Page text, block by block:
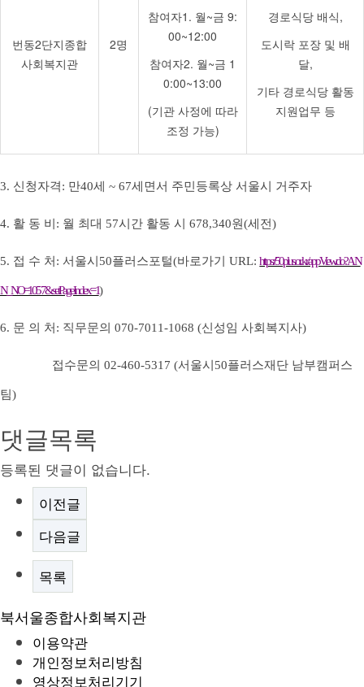
번동2단지종합
사회복지관
2명
참여자1. 월~금 9:
00~12:00
참여자2. 월~금 1
0:00~13:00
(기관 사정에 따라
조정 가능)
경로식당 배식,
도시락 포장 및 배
달,
기타 경로식당 활동
지원업무 등
3. 신청자격: 만40세 ~ 67세면서 주민등록상 서울시 거주자
4. 활 동 비: 월 최대 57시간 활동 시 678,340원(세전)
5. 접 수 처: 서울시50플러스포털(바로가기 URL:https://50plus.or.kr/appView.do?AN
N_NO=1057&setPageIndex=1)
6. 문 의 처: 직무문의 070-7011-1068 (신성임 사회복지사)
접수문의 02-460-5317 (서울시50플러스재단 남부캠퍼스
팀)
댓글목록
등록된 댓글이 없습니다.
이전글
다음글
목록
북서울종합사회복지관
이용약관
개인정보처리방침
영상정보처리기기